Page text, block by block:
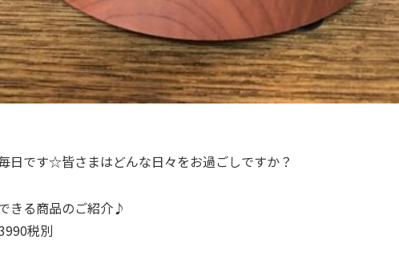
日です☆皆さまはどんな日々をお過ごしですか？
きる商品のご紹介♪
税別